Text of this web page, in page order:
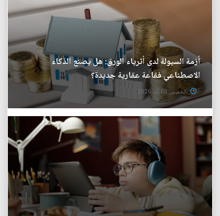
أزمة السيولة لدى أثرياء الورق: هل يصنع الذكاء
الاصطناعي فقاعة عقارية جديدة؟
الخميس 06 آب 2026